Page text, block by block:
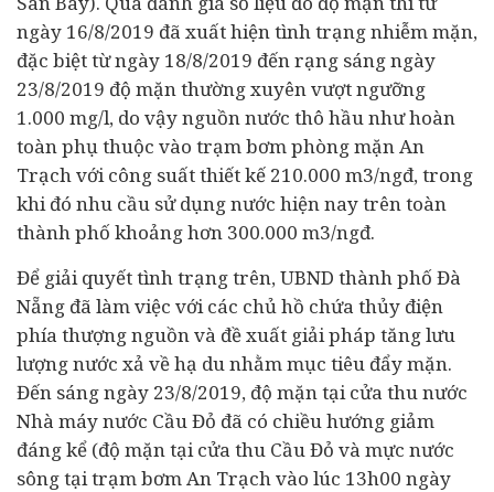
ngày 16/8/2019 đã xuất hiện tình trạng nhiễm mặn,
đặc biệt từ ngày 18/8/2019 đến rạng sáng ngày
23/8/2019 độ mặn thường xuyên vượt ngưỡng
1.000 mg/l, do vậy nguồn nước thô hầu như hoàn
toàn phụ thuộc vào trạm bơm phòng mặn An
Trạch với công suất thiết kế 210.000 m3/ngđ, trong
khi đó nhu cầu sử dụng nước hiện nay trên toàn
thành phố khoảng hơn 300.000 m3/ngđ.
Để giải quyết tình trạng trên, UBND thành phố Đà
Nẵng đã làm việc với các chủ hồ chứa thủy điện
phía thượng nguồn và đề xuất giải pháp tăng lưu
lượng nước xả về hạ du nhằm mục tiêu đẩy mặn.
Đến sáng ngày 23/8/2019, độ mặn tại cửa thu nước
Nhà máy nước Cầu Đỏ đã có chiều hướng giảm
đáng kể (độ mặn tại cửa thu Cầu Đỏ và mực nước
sông tại trạm bơm An Trạch vào lúc 13h00 ngày